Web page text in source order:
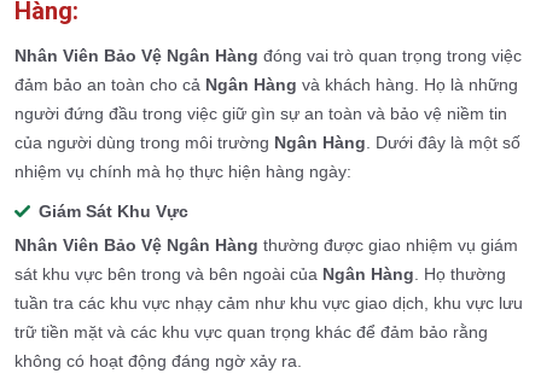
Hàng:
Nhân Viên Bảo Vệ Ngân Hàng đóng vai trò quan trọng trong việc
đảm bảo an toàn cho cả Ngân Hàng và khách hàng. Họ là những
người đứng đầu trong việc giữ gìn sự an toàn và bảo vệ niềm tin
của người dùng trong môi trường Ngân Hàng . Dưới đây là một số
nhiệm vụ chính mà họ thực hiện hàng ngày:
Giám Sát Khu Vực
Nhân Viên Bảo Vệ Ngân Hàng thường được giao nhiệm vụ giám
sát khu vực bên trong và bên ngoài của Ngân Hàng . Họ thường
tuần tra các khu vực nhạy cảm như khu vực giao dịch, khu vực lưu
trữ tiền mặt và các khu vực quan trọng khác để đảm bảo rằng
không có hoạt động đáng ngờ xảy ra.